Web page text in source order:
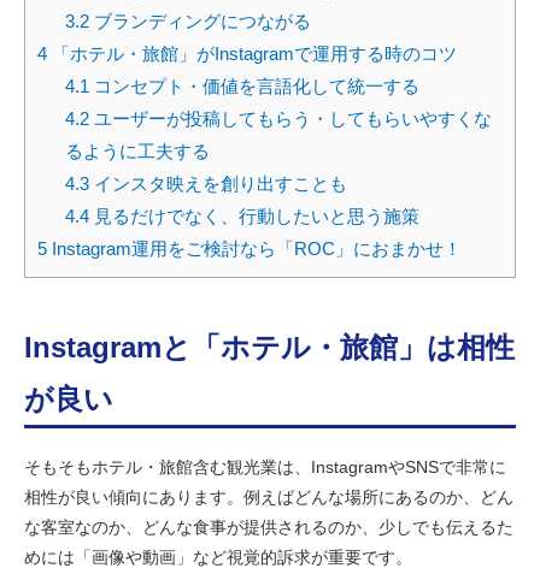
3.2ブランディングにつながる
4 「ホテル・旅館」がInstagramで運用する時のコツ
4.1 コンセプト・価値を言語化して統一する
4.2ユーザーが投稿してもらう・してもらいやすくな
るように工夫する
4.3インスタ映えを創り出すことも
4.4見るだけでなく、行動したいと思う施策
5 Instagram運用をご検討なら「ROC」におまかせ！
Instagramと「ホテル・旅館」は相性
が良い
そもそもホテル・旅館含む観光業は、InstagramやSNSで非常に
相性が良い傾向にあります。例えばどんな場所にあるのか、どん
な客室なのか、どんな食事が提供されるのか、少しでも伝えるた
めには「画像や動画」など視覚的訴求が重要です。